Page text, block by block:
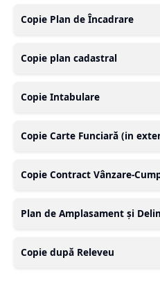
Copie Plan de Încadrare
Copie plan cadastral
Copie Intabulare
Copie Carte Funciară (in
Copie Contract Vânzare-
Plan de Amplasament și
Copie după Releveu